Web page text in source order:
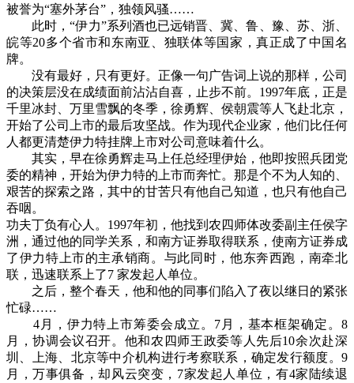
被誉为“塞外茅台”，独领风骚……
此时，“伊力”系列酒也已远销晋、冀、鲁、豫、苏、浙、
皖等20多个省市和东南亚、独联体等国家，真正成了中国名
牌。
没有最好，只有更好。正像一句广告词上说的那样，公司
的决策层没在成绩面前沾沾自喜，止步不前。1997年底，正是
千里冰封、万里雪飘的冬季，徐勇辉、侯朝震等人飞赴北京，
开始了公司上市的最后攻坚战。作为现代企业家，他们比任何
人都更清楚伊力特挂牌上市对公司意味着什么。
其实，早在徐勇辉走马上任总经理伊始，他即按照兵团党
委的精神，开始为伊力特的上市而奔忙。那是个不为人知的、
艰苦的探索之路，其中的甘苦只有他自己知道，也只有他自己
吞咽。
功夫丁负有心人。1997年初，他找到农四师体改委副主任侯字
洲，通过他的同学关系，和南方证券取得联系，使南方证券成
了伊力特上市的主承销商。与此同时，他东奔西跑，南牵北
联，迅速联系上了7 家发起人单位。
之后，整个春天，他和他的同事们陷入了夜以继日的紧张
忙碌……
4月，伊力特上市筹委会成立。7月，基本框架确定。8
月，协调会议召开。他和农四师王政委等人先后10余次赴深
圳、上海、北京等中介机构进行考察联系，确定发行额度。9
月，万事俱备，却风云突变，7家发起人单位，有4家陆续退